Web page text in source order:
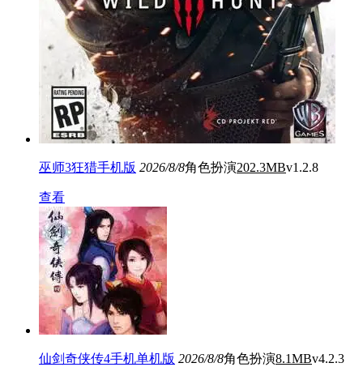
巫师3狂猎手机版 2026/8/8角色扮演202.3MBv1.2.8
查看
仙剑奇侠传4手机单机版 2026/8/8角色扮演8.1MBv4.2.3